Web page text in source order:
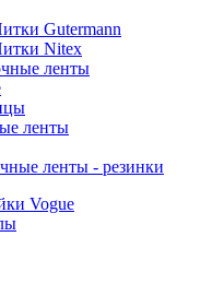
Gutermann
Nitex
ленты
ленты
ленты - резинки
Vogue